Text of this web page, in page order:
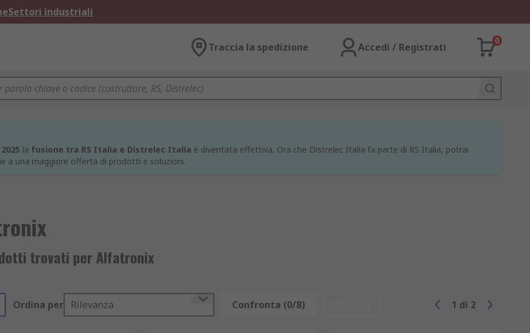
Settori industriali
Traccia la spedizione Accedi / Registrati
0
la fusione tra RS Italia e Distrelec Italia è diventata effettiva. Ora che Distrelec Italia fa parte di RS Italia, potrai
a una maggiore offerta di prodotti e soluzioni.
trovati per Alfatronix
Ordina per Rilevanza Confronta (0/8) 1 di 2